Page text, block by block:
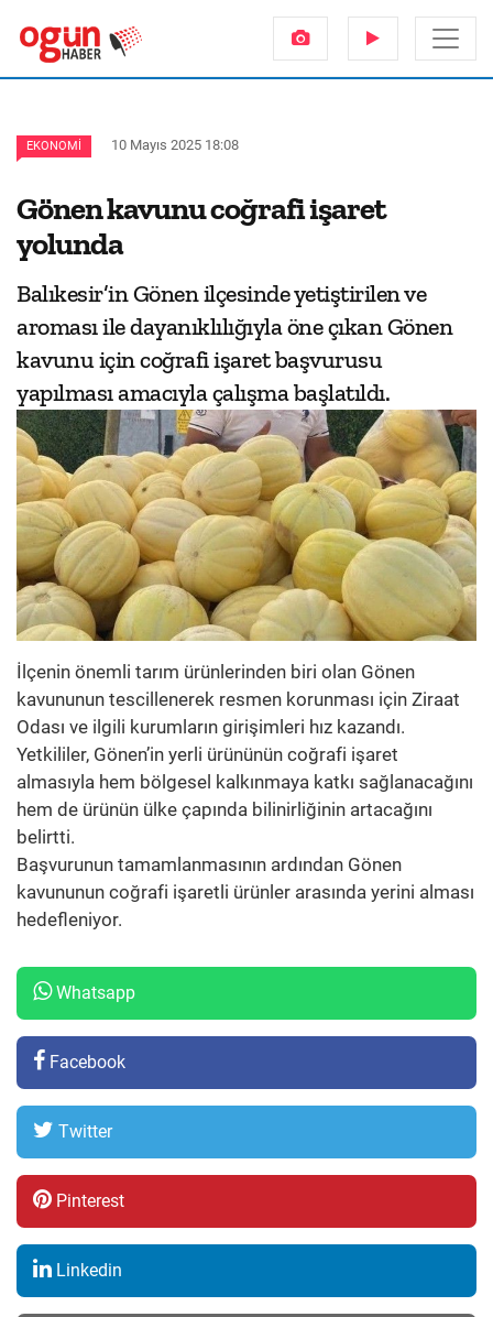
EKONOMI 10 Mayıs 2025 18:08
Gönen kavunu coğrafi işaret
yolunda
Balıkesir’in Gönen ilçesinde yetiştirilen ve
aroması ile dayanıklılığıyla öne çıkan Gönen
kavunu için coğrafi işaret başvurusu
yapılması amacıyla çalışma başlatıldı.
İlçenin önemli tarım ürünlerinden biri olan Gönen
kavununun tescillenerek resmen korunması için Ziraat
Odası ve ilgili kurumların girişimleri hız kazandı.
Yetkililer, Gönen’in yerli ürününün coğrafi işaret
almasıyla hem bölgesel kalkınmaya katkı sağlanacağını
hem de ürünün ülke çapında bilinirliğinin artacağını
belirtti.
Başvurunun tamamlanmasının ardından Gönen
kavununun coğrafi işaretli ürünler arasında yerini alması
hedefleniyor.
Whatsapp
Facebook
Twitter
Pinterest
Linkedin